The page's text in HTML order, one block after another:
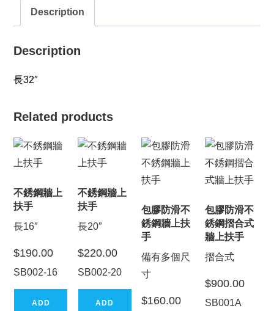
Description
Description
長32″
Related products
不銹鋼牆上
扶手
長16″
$190.00
SB002-16
ADD
不銹鋼牆上
扶手
長20″
$220.00
SB002-20
ADD
包膠防滑不
銹鋼牆上扶
手
備有多個尺
寸
$160.00
包膠防滑不
銹鋼摺合式
牆上扶手
摺合式
$900.00
SB001A